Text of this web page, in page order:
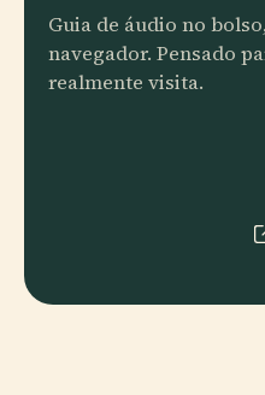
Guia de áudio no
navegador. Pensado
realmente visita.